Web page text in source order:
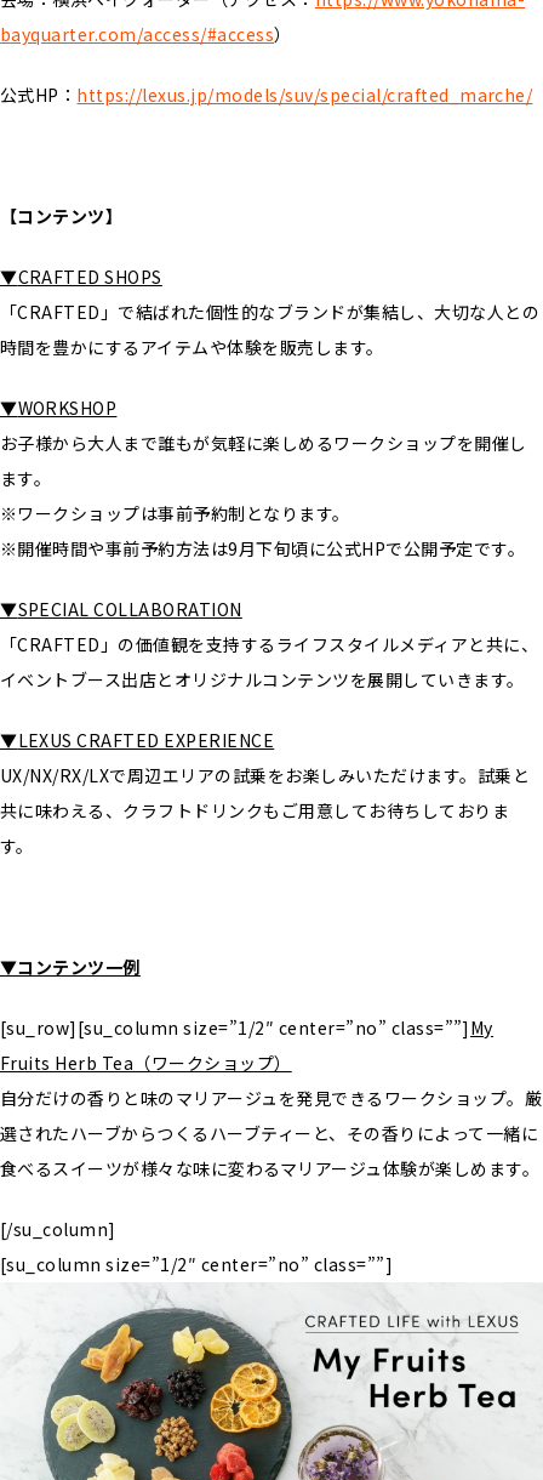
bayquarter.com/access/#access）
公式HP： https://lexus.jp/models/suv/special/crafted_marche/
【コンテンツ】
▼CRAFTED SHOPS
「CRAFTED」で結ばれた個性的なブランドが集結し、大切な人との
時間を豊かにするアイテムや体験を販売します。
▼WORKSHOP
お子様から大人まで誰もが気軽に楽しめるワークショップを開催し
ます。
※ワークショップは事前予約制となります。
※開催時間や事前予約方法は9月下旬頃に公式HPで公開予定です。
▼SPECIAL COLLABORATION
「CRAFTED」の価値観を支持するライフスタイルメディアと共に、
イベントブース出店とオリジナルコンテンツを展開していきます。
▼LEXUS CRAFTED EXPERIENCE
UX/NX/RX/LXで周辺エリアの試乗をお楽しみいただけます。試乗と
共に味わえる、クラフトドリンクもご用意してお待ちしておりま
す。
▼コンテンツ一例
[su_row][su_column size=”1/2″ center=”no” class=””] My
Fruits Herb Tea（ワークショップ）
自分だけの香りと味のマリアージュを発見できるワークショップ。厳
選されたハーブからつくるハーブティーと、その香りによって一緒に
食べるスイーツが様々な味に変わるマリアージュ体験が楽しめます。
[/su_column]
[su_column size=”1/2″ center=”no” class=””]